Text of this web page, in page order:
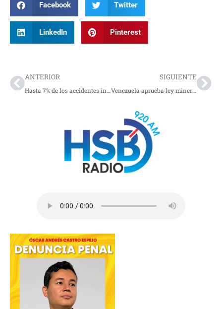
Facebook Twitter
LinkedIn Pinterest
ANTERIOR
Hasta 7% de los accidentes industriales están ligados a fallas críticas
SIGUIENTE
Venezuela aprueba ley minera que abre la puerta a inversión extranjera